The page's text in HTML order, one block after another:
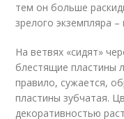
тем он больше
зрелого экземпляра –
На ветвях «сидят»
блестящие пластины
правило, сужается,
пластины зубчатая.
декоративностью